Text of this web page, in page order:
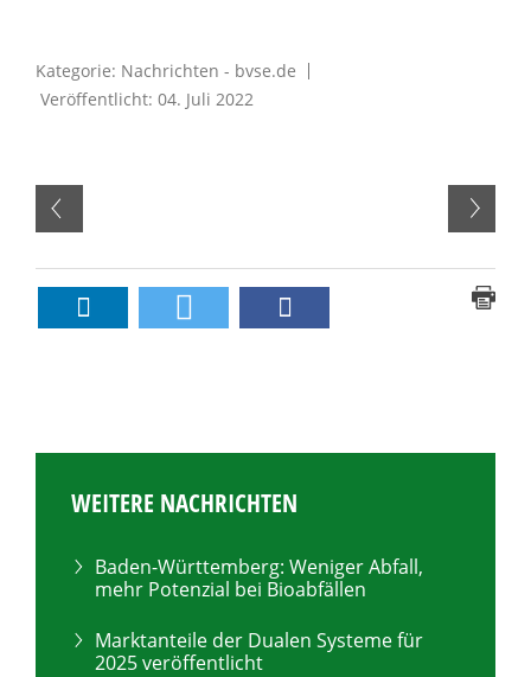
Kategorie: Nachrichten - bvse.de
Veröffentlicht: 04. Juli 2022
WEITERE NACHRICHTEN
Baden-Württemberg: Weniger Abfall,
mehr Potenzial bei Bioabfällen
Marktanteile der Dualen Systeme für
2025 veröffentlicht